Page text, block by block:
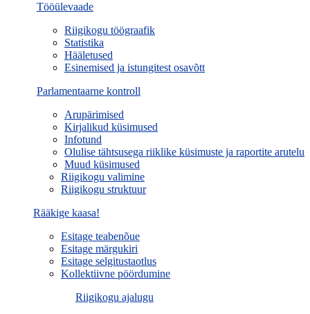
Tööülevaade
Riigikogu töögraafik
Statistika
Hääletused
Esinemised ja istungitest osavõtt
Parlamentaarne kontroll
Arupärimised
Kirjalikud küsimused
Infotund
Olulise tähtsusega riiklike küsimuste ja raportite arutelu
Muud küsimused
Riigikogu valimine
Riigikogu struktuur
Rääkige kaasa!
Esitage teabenõue
Esitage märgukiri
Esitage selgitustaotlus
Kollektiivne pöördumine
Riigikogu ajalugu